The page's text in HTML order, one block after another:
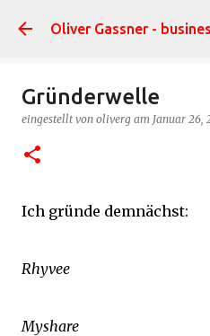
Direkt zum
Oliver Gassner -
Gründerwelle
eingestellt von oliverg am Januar 26,
Ich gründe demnächst:
Rhyvee
Myshare